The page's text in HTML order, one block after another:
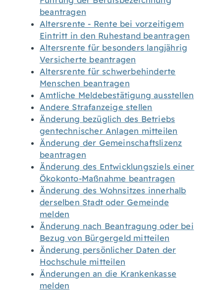
beantragen
Altersrente - Rente bei vorzeitigem
Eintritt in den Ruhestand beantragen
Altersrente für besonders langjährig
Versicherte beantragen
Altersrente für schwerbehinderte
Menschen beantragen
Amtliche Meldebestätigung ausstellen
Andere Strafanzeige stellen
Änderung bezüglich des Betriebs
gentechnischer Anlagen mitteilen
Änderung der Gemeinschaftslizenz
beantragen
Änderung des Entwicklungsziels einer
Ökokonto-Maßnahme beantragen
Änderung des Wohnsitzes innerhalb
derselben Stadt oder Gemeinde
melden
Änderung nach Beantragung oder bei
Bezug von Bürgergeld mitteilen
Änderung persönlicher Daten der
Hochschule mitteilen
Änderungen an die Krankenkasse
melden